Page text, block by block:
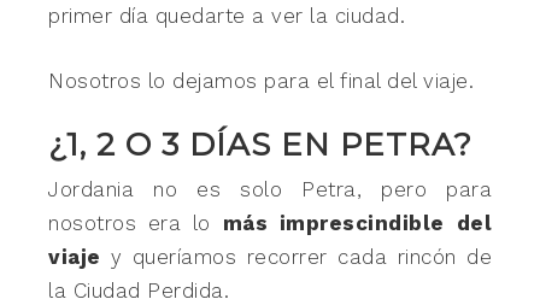
primer día quedarte a ver la ciudad.
Nosotros lo dejamos para el final del viaje.
¿1, 2 O 3 DÍAS EN PETRA?
Jordania no es solo Petra, pero para
nosotros era lo más imprescindible del
viaje y queríamos recorrer cada rincón de
la Ciudad Perdida.